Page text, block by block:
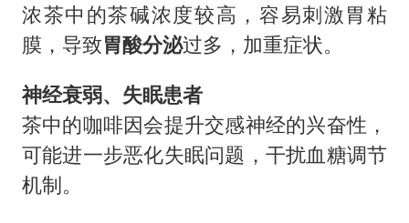
浓茶中的茶碱浓度较高，容易刺激胃粘
膜，导致胃酸分泌过多，加重症状。
神经衰弱、失眠患者
茶中的咖啡因会提升交感神经的兴奋性，
可能进一步恶化失眠问题，干扰血糖调节
机制。